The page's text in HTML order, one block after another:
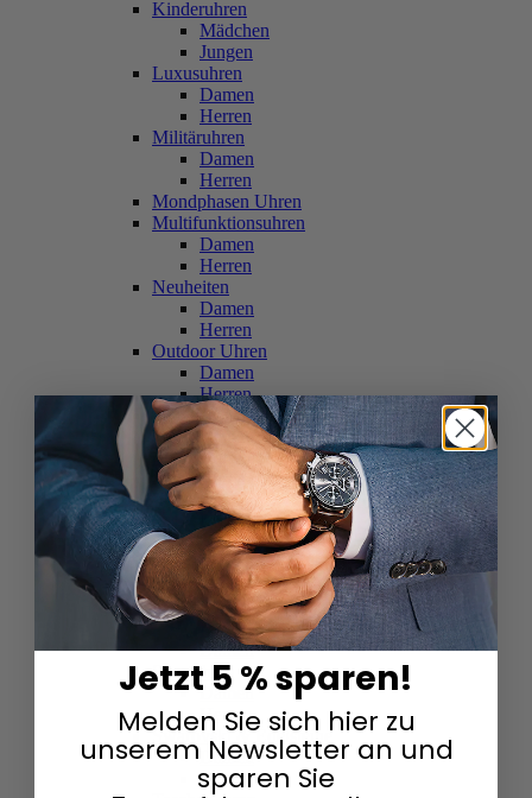
Kinderuhren
Mädchen
Jungen
Luxusuhren
Damen
Herren
Militäruhren
Damen
Herren
Mondphasen Uhren
Multifunktionsuhren
Damen
Herren
Neuheiten
Damen
Herren
Outdoor Uhren
Damen
Herren
Schweizer Uhren
Damen
Herren
Skelettuhren
Damen
Herren
Smartwatches
Damen
Herren
Solaruhren
Herren
Damen
Sportuhren
Damen
Herren
Swarovski & Edelsteine
Damen
Herren
Jetzt 5 % sparen!
Melden Sie sich hier zu
unserem Newsletter an und
sparen Sie